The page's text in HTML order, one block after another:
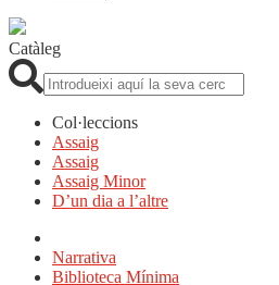
Catàleg
Col·leccions
Assaig
Assaig
Assaig Minor
D’un dia a l’altre
Narrativa
Biblioteca Mínima